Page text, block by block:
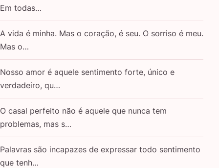
Em todas…
A vida é minha. Mas o coração, é seu. O sorriso é meu.
Mas o…
Nosso amor é aquele sentimento forte, único e
verdadeiro, qu…
O casal perfeito não é aquele que nunca tem
problemas, mas s…
Palavras são incapazes de expressar todo sentimento
que tenh…